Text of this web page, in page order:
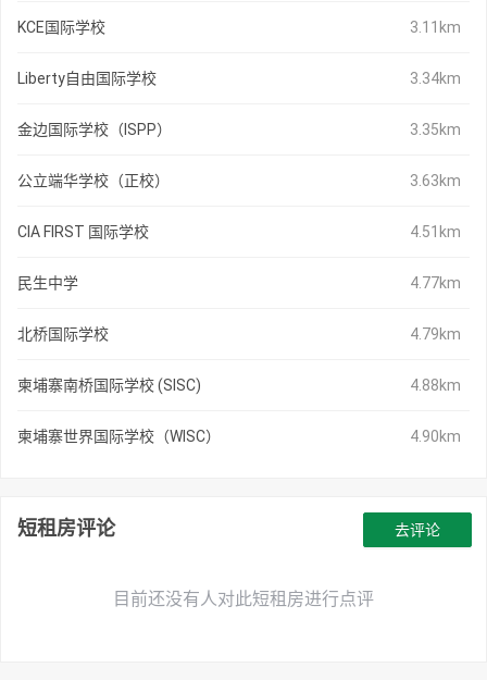
KCE国际学校 3.11km
Liberty自由国际学校 3.34km
金边国际学校（ISPP） 3.35km
公立端华学校（正校） 3.63km
CIA FIRST 国际学校 4.51km
民生中学 4.77km
北桥国际学校 4.79km
柬埔寨南桥国际学校 (SISC) 4.88km
柬埔寨世界国际学校（WISC） 4.90km
短租房评论
目前还没有人对此短租房进行点评
去评论